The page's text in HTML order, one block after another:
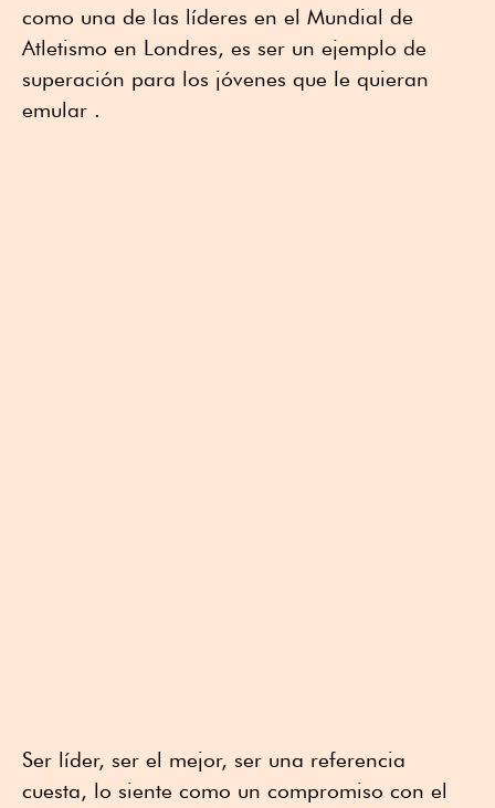
como una de las líderes en el Mundial de
Atletismo en Londres, es ser un ejemplo de
superación para los jóvenes que le quieran
emular .
Ser líder, ser el mejor, ser una referencia
cuesta, lo siente como un compromiso con el